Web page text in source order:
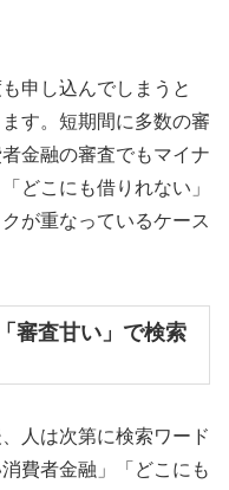
申し込んでしまうと
す。短期間に多数の審
金融の審査でもマイナ
どこにも借りれない」
が重なっているケース
審査甘い」で検索
人は次第に検索ワード
費者金融」「どこにも